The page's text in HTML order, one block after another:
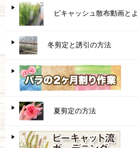
ピキャッシュ散布動画と
冬剪定と誘引の方法
夏剪定の方法